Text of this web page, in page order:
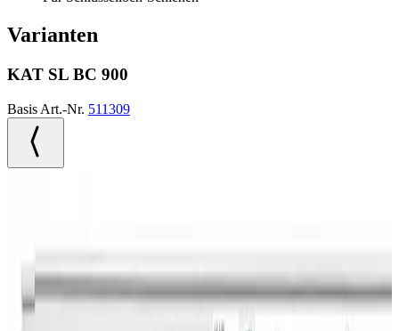
Varianten
KAT SL BC 900
Basis Art.-Nr. 511309